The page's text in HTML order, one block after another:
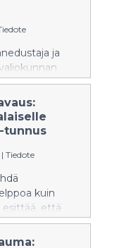
ja
itärajan
sulkemista
Ylen
suljettiin
sikaruton
tunnus
| Tiedote
kuin
esittää, että
saisi
Y-